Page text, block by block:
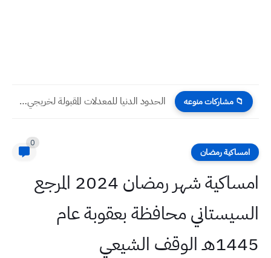
📁 مشاركات منوعه الحدود الدنيا للمعدلات المقبولة لخريجي التعليم المهني 2021 الدور الاول
امساكية رمضان
0
امساكية شهر رمضان 2024 المرجع
السيستاني محافظة بعقوبة عام
1445هـ الوقف الشيعي